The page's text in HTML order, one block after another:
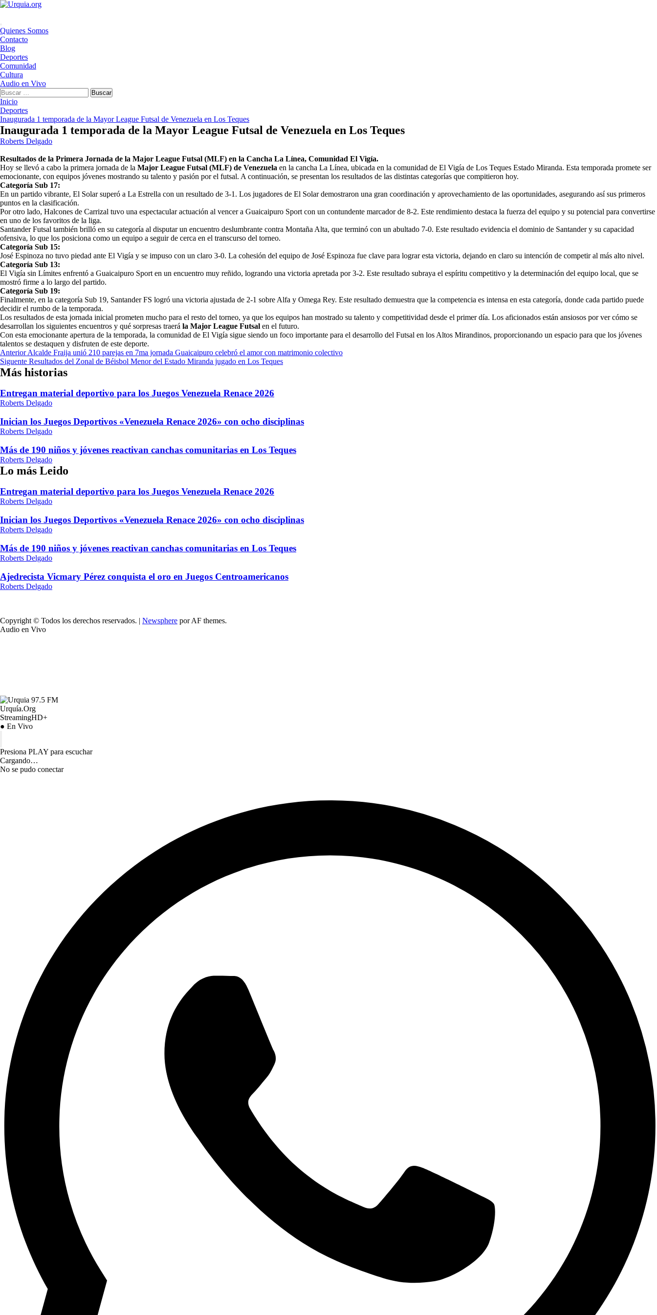
Saltar
Menú
principal
Quienes Somos
Contacto
Blog
Deportes
Comunidad
Cultura
Audio en Vivo
Buscar:
Inicio
Deportes
Inaugurada 1 temporada de la Mayor League Futsal de Venezuela en Los Teques
Inaugurada 1 temporada de la Mayor League Futsal de Venezuela en Los Teques
Roberts Delgado
Resultados de la Primera Jornada de la Major League Futsal (MLF) en la Cancha La Línea, Comunidad El Vigía.
Hoy se llevó a cabo la primera jornada de la Major League Futsal (MLF) de Venezuela en la cancha La Línea, ubicada en la comunidad de El Vigía de Los Teques Estado Miranda. Esta temporada promete ser
emocionante, con equipos jóvenes mostrando su talento y pasión por el futsal. A continuación, se presentan los resultados de las distintas categorías que compitieron hoy.
Categoría Sub 17:
En un partido vibrante, El Solar superó a La Estrella con un resultado de 3-1. Los jugadores de El Solar demostraron una gran coordinación y aprovechamiento de las oportunidades, asegurando así sus primeros
puntos en la clasificación.
Por otro lado, Halcones de Carrizal tuvo una espectacular actuación al vencer a Guaicaipuro Sport con un contundente marcador de 8-2. Este rendimiento destaca la fuerza del equipo y su potencial para convertirse
en uno de los favoritos de la liga.
Santander Futsal también brilló en su categoría al disputar un encuentro deslumbrante contra Montaña Alta, que terminó con un abultado 7-0. Este resultado evidencia el dominio de Santander y su capacidad
ofensiva, lo que los posiciona como un equipo a seguir de cerca en el transcurso del torneo.
Categoría Sub 15:
José Espinoza no tuvo piedad ante El Vigía y se impuso con un claro 3-0. La cohesión del equipo de José Espinoza fue clave para lograr esta victoria, dejando en claro su intención de competir al más alto nivel.
Categoría Sub 13:
El Vigía sin Límites enfrentó a Guaicaipuro Sport en un encuentro muy reñido, logrando una victoria apretada por 3-2. Este resultado subraya el espíritu competitivo y la determinación del equipo local, que se
mostró firme a lo largo del partido.
Categoría Sub 19:
Finalmente, en la categoría Sub 19, Santander FS logró una victoria ajustada de 2-1 sobre Alfa y Omega Rey. Este resultado demuestra que la competencia es intensa en esta categoría, donde cada partido puede
decidir el rumbo de la temporada.
Los resultados de esta jornada inicial prometen mucho para el resto del torneo, ya que los equipos han mostrado su talento y competitividad desde el primer día. Los aficionados están ansiosos por ver cómo se
desarrollan los siguientes encuentros y qué sorpresas traerá la Major League Futsal en el futuro.
Con esta emocionante apertura de la temporada, la comunidad de El Vigía sigue siendo un foco importante para el desarrollo del Futsal en los Altos Mirandinos, proporcionando un espacio para que los jóvenes
talentos se destaquen y disfruten de este deporte.
Navegación
de
entradas
AnteriorAlcalde Fraija unió 210 parejas en 7ma jornada Guaicaipuro celebró el amor con matrimonio colectivo
Siguente Resultados del Zonal de Béisbol Menor del Estado Miranda jugado en Los Teques
Más historias
Entregan material deportivo para los Juegos Venezuela Renace 2026
Roberts Delgado
Inician los Juegos Deportivos «Venezuela Renace 2026» con ocho disciplinas
Roberts Delgado
Más de 190 niños y jóvenes reactivan canchas comunitarias en Los Teques
Roberts Delgado
Lo más Leido
Entregan material deportivo para los Juegos Venezuela Renace 2026
Roberts Delgado
Inician los Juegos Deportivos «Venezuela Renace 2026» con ocho disciplinas
Roberts Delgado
Más de 190 niños y jóvenes reactivan canchas comunitarias en Los Teques
Roberts Delgado
Ajedrecista Vicmary Pérez conquista el oro en Juegos Centroamericanos
Roberts Delgado
Copyright © Todos los derechos reservados. | Newsphere por AF themes.
Audio en Vivo
Urquía.Org
StreamingHD+
● En Vivo
Presiona PLAY para escuchar
Cargando…
No se pudo conectar